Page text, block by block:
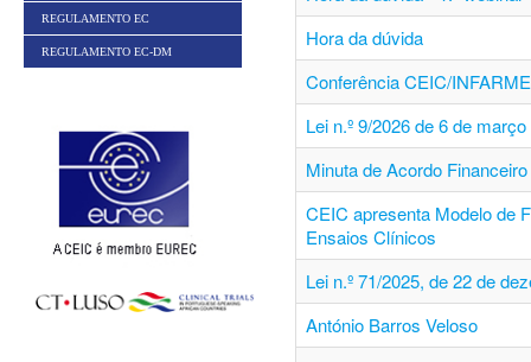
REGULAMENTO EC
REGULAMENTO EC-DM
Hora da dúvida
Conferência CEIC/
Lei n.º 9/2026 de 6 de março
Minuta de Acordo
CEIC apresenta Modelo de
Ensaios Clínicos
Lei n.º 71/2025, de 22 de
António Barros Veloso